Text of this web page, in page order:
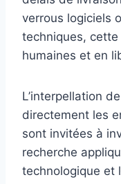
verrous logiciels
techniques,
humaines et en
L’interpellation
directement les
sont invitées à
recherche
technologique et